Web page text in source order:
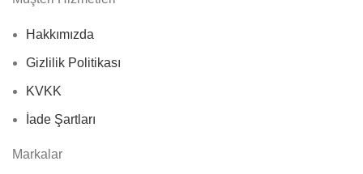
Hakkımızda
Gizlilik Politikası
KVKK
İade Şartları
Markalar